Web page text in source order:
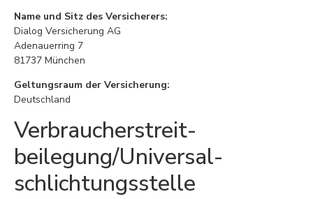
Name und Sitz des Versicherers:
Dialog Versicherung AG
Adenauerring 7
81737 München
Geltungsraum der Versicherung:
Deutschland
Verbraucher­streit­
beilegung/Universal­
schlichtungs­stelle